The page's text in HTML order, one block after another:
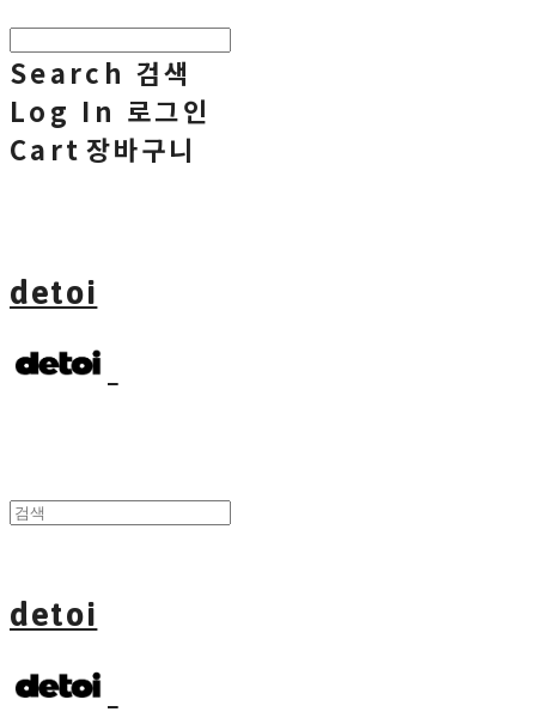
Search 검색
Log In 로그인
Cart 장바구니
detoi
detoi